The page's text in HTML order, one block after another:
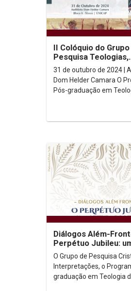
II Colóquio do
Pesquisa Teologias,
Interpretações e
31 de outubro de 2024 |
Dom Helder Camara O Programa de
Pós-graduação em
UNICAP promoveM o II
Diálogos Além-
Perpétuo Jubileu:
do Livro do Levítico
O Grupo de Pesquisa
Interpretações, o
graduação em Teologia